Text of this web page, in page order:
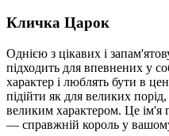
Кличка Царок
Однією з цікавих і
підходить для впевнених у
характер і люблять бути в
підійти як для великих
великим характером. Це ім'я
— справжній король у